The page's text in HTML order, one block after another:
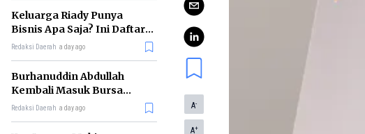
Keluarga Riady Punya
Bisnis Apa Saja? Ini Daftar
Kerajaan Usahanya
Redaksi Daerah a day ago
Burhanuddin Abdullah
Kembali Masuk Bursa
Gubernur BI, Ini Rekam
Redaksi Daerah a day ago A-
A+